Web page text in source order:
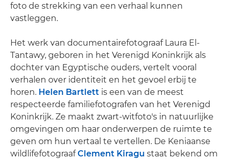
foto de strekking van een verhaal kunnen
vastleggen.
Het werk van documentairefotograaf Laura El-
Tantawy, geboren in het Verenigd Koninkrijk als
dochter van Egyptische ouders, vertelt vooral
verhalen over identiteit en het gevoel erbij te
horen. Helen Bartlett is een van de meest
respecteerde familiefotografen van het Verenigd
Koninkrijk. Ze maakt zwart-witfoto's in natuurlijke
omgevingen om haar onderwerpen de ruimte te
geven om hun vertaal te vertellen. De Keniaanse
wildlifefotograafClement Kiragu staat bekend om